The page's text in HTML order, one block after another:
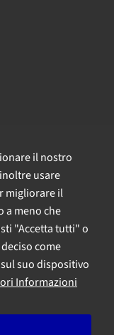
UNICO
REA n.
il nostro
usare
migliorare il
a meno che
"Accetta tutti" o
come
suo dispositivo
Informazioni